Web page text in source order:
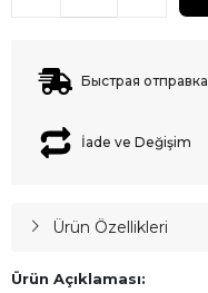
Быстрая отправка
İade ve Değişim
Ürün Özellikleri
Ürün Açıklaması: